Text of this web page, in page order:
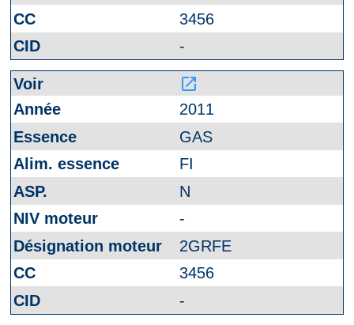
3456
-
launch
2011
GAS
FI
N
-
2GRFE
3456
-